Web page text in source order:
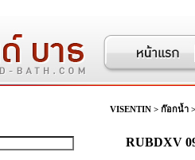
VISENTIN > ก๊อกน้ำ
RUBDXV